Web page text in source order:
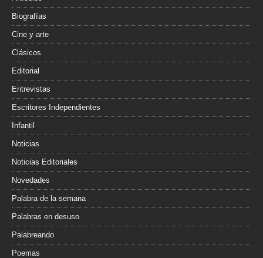
Biografías
Cine y arte
Clásicos
Editorial
Entrevistas
Escritores Independientes
Infantil
Noticias
Noticias Editoriales
Novedades
Palabra de la semana
Palabras en desuso
Palabreando
Poemas